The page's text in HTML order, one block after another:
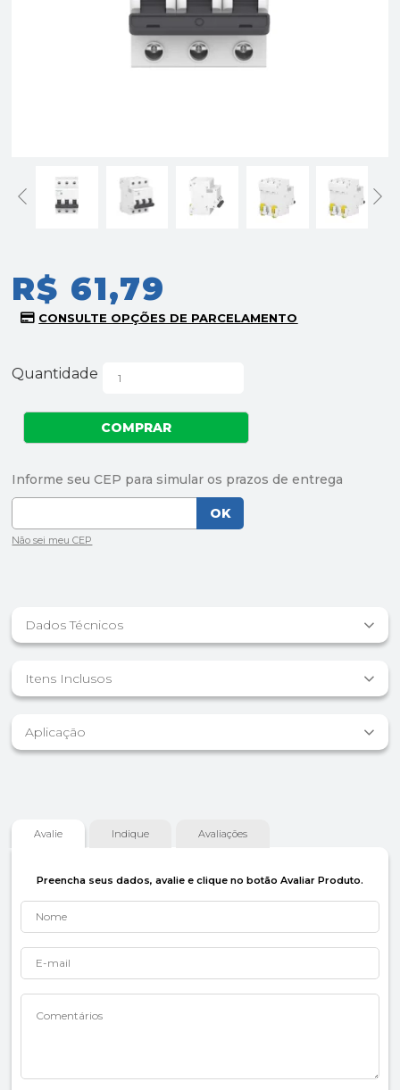
R$ 61,79
Quantidade
Dados Técnicos
Itens Inclusos
Aplicação
Avalie Indique Avaliações
Preencha seus dados, avalie e clique no botão Avaliar Produto.